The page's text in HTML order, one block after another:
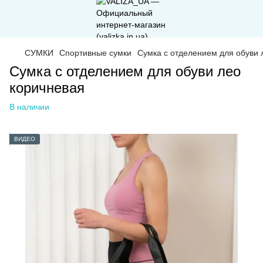
СУМКИ Спортивные сумки Сумка с отделением для обуви
Сумка с отделением для обуви лео
коричневая
В наличии
ВИДЕО